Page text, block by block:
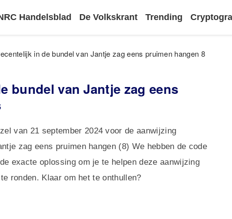
Handelsblad De Volkskrant Trending
in de bundel van Jantje zag eens pruimen hangen 8
bundel van Jantje zag eens
van 21 september 2024 voor de aanwijzing
zag eens pruimen hangen (8) We hebben de code
exacte oplossing om je te helpen deze aanwijzing
ronden. Klaar om het te onthullen?